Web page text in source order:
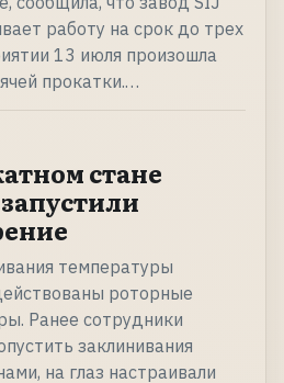
работу на срок до трех
13 июля произошла
прокатки.…
стане
температуры
роторные
Ранее сотрудники
заклинивания
на глаз настраивали